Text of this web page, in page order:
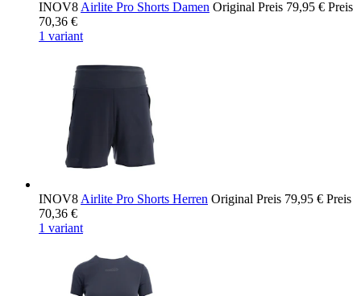
INOV8 Airlite Pro Shorts Damen Original Preis 79,95 € Preis
70,36 €
1 variant
INOV8 Airlite Pro Shorts Herren Original Preis 79,95 € Preis
70,36 €
1 variant